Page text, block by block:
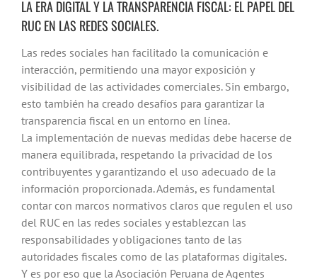
LA ERA DIGITAL Y LA TRANSPARENCIA FISCAL: EL PAPEL DEL
RUC EN LAS REDES SOCIALES.
Las redes sociales han facilitado la comunicación e
interacción, permitiendo una mayor exposición y
visibilidad de las actividades comerciales. Sin embargo,
esto también ha creado desafíos para garantizar la
transparencia fiscal en un entorno en línea.
La implementación de nuevas medidas debe hacerse de
manera equilibrada, respetando la privacidad de los
contribuyentes y garantizando el uso adecuado de la
información proporcionada. Además, es fundamental
contar con marcos normativos claros que regulen el uso
del RUC en las redes sociales y establezcan las
responsabilidades y obligaciones tanto de las
autoridades fiscales como de las plataformas digitales.
Y es por eso que la Asociación Peruana de Agentes